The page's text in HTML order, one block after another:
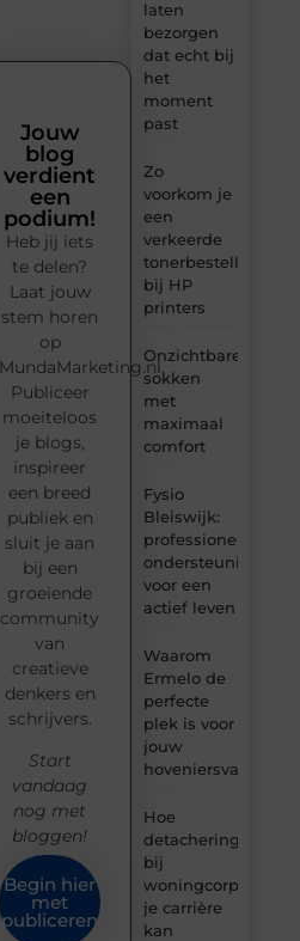
laten
bezorgen
dat echt bij
het
moment
past
Zo
voorkom je
een
verkeerde
tonerbestelling
bij HP
printers
Onzichtbare
sokken
met
maximaal
comfort
Fysio
Bleiswijk:
professionele
ondersteuning
voor een
actief leven
Waarom
Ermelo de
perfecte
plek is voor
jouw
Hoe
detachering
bij
woningcorporaties
je carrière
kan
Jouw
blog
verdient
een
podium!
Heb jij iets
te delen?
Laat jouw
stem horen
op
MundaMarketing.nl.
Publiceer
moeiteloos
je blogs,
inspireer
een breed
publiek en
sluit je aan
bij een
groeiende
community
van
creatieve
denkers en
schrijvers.
Start
vandaag
nog met
bloggen!
Begin hier
met
publiceren